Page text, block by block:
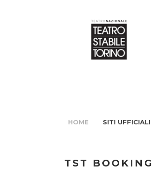
HOME SITI UFFICIALI
TST BOOKING